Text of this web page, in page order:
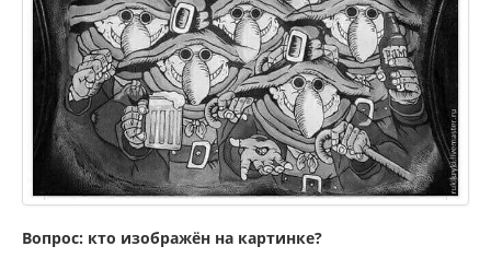
Вопрос: кто изображён на картинке?